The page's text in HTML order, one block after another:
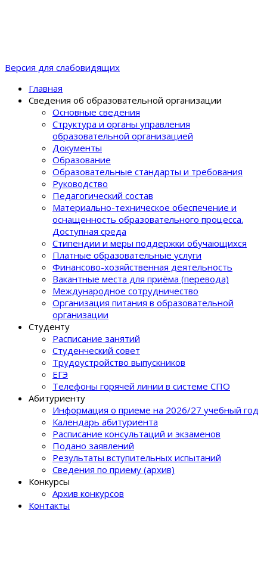
Версия для слабовидящих
Главная
Сведения об образовательной организации
Основные сведения
Структура и органы управления
образовательной организацией
Документы
Образование
Образовательные стандарты и требования
Руководство
Педагогический состав
Материально-техническое обеспечение и
оснащенность образовательного процеcса.
Доступная среда
Стипендии и меры поддержки обучающихся
Платные образовательные услуги
Финансово-хозяйственная деятельность
Вакантные места для приёма (перевода)
Международное сотрудничество
Организация питания в образовательной
организации
Студенту
Расписание занятий
Студенческий совет
Трудоустройство выпускников
ЕГЭ
Телефоны горячей линии в системе СПО
Абитуриенту
Информация о приеме на 2026/27 учебный год
Календарь абитуриента
Расписание консультаций и экзаменов
Подано заявлений
Результаты вступительных испытаний
Сведения по приему (архив)
Конкурсы
Архив конкурсов
Контакты